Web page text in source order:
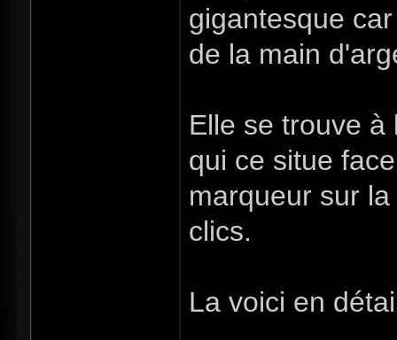
gigantesque
de la main
Elle se trouve
qui ce situe
marqueur sur
clics.
La voici en